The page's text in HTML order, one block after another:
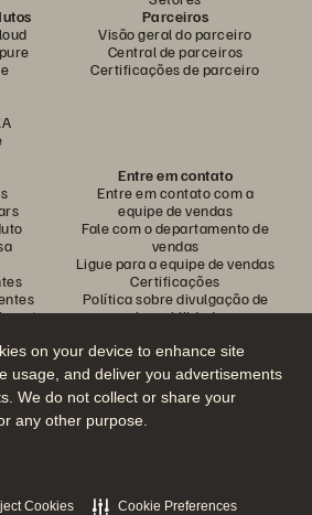
on your device to enhance site
usage, and deliver you advertisements
We do not collect or share your
any other purpose.
Cookies Cookie Preferences
Parceiros
Visão geral do parceiro
Central de parceiros
Certificações de parceiro
Entre em contato
Entre em contato com a
equipe de vendas
Fale com o departamento de
vendas
Ligue para a equipe de vendas
Certificações
Política sobre divulgação de
vulnerabilidades
da conversa
as redes sociais da Everpure
Inc. Todos os direitos reservados.